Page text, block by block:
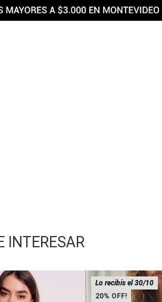
INTERESAR
20
Lo recibís el 30/10